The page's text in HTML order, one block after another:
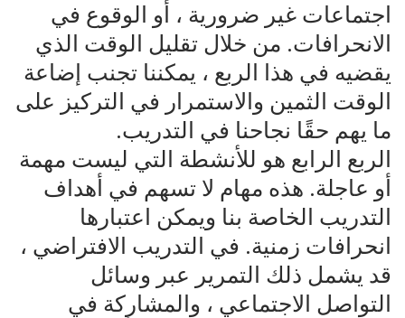
اجتماعات غير ضرورية ، أو الوقوع في
الانحرافات. من خلال تقليل الوقت الذي
يقضيه في هذا الربع ، يمكننا تجنب إضاعة
الوقت الثمين والاستمرار في التركيز على
ما يهم حقًا نجاحنا في التدريب.
الربع الرابع هو للأنشطة التي ليست مهمة
أو عاجلة. هذه مهام لا تسهم في أهداف
التدريب الخاصة بنا ويمكن اعتبارها
انحرافات زمنية. في التدريب الافتراضي ،
قد يشمل ذلك التمرير عبر وسائل
التواصل الاجتماعي ، والمشاركة في